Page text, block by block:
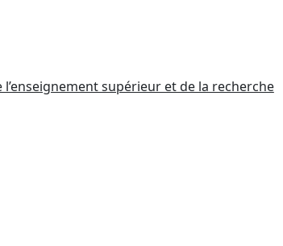
supérieur et de la recherche
3 que « la langue de l’enseignement, des